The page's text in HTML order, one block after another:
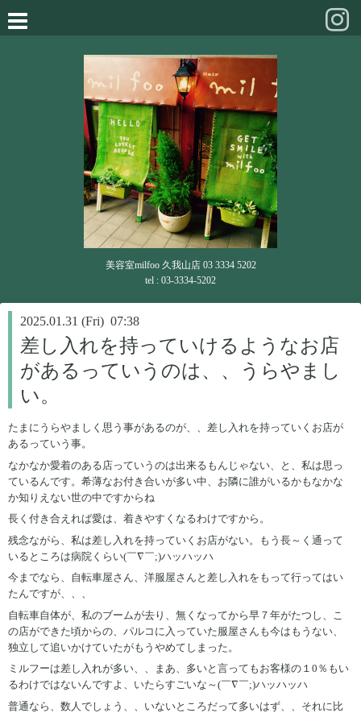
美容室milfoo 久我山店 03 3334 5202
tel : 03-3334-5202
2025.01.31 (Fri) 07:38
差し入れを持っていけるようなお店
があるっていうのは、、うらやまし
い。
たまにうらやましく思う事があるのが、、差し入れを持っていくお店が
あるっていう事。
なかなか愛着のある店っていうのは出来るもんじゃない、と、私は思っ
ているんです。希薄なお付き合いが多い中、お隣に誰がいるかもなかな
か知りえない世の中ですからね
長く付き合えれば愛は、着きやすくなるわけですから。
残念ながら、私は差し入れを持っていくお店がない。もう長～く通って
いるところは病院くらい(￣∇￣;)ハッハッハ
今までなら、自転車屋さん、洋服屋さんと差し入れをもって行ってはい
たんですが、、、
自転車自体が、私のブームが去り、無くなってから早７年がたつし、こ
の店ができた頃からの、パルコに入っていた服屋さんも今はもうない、
独立して追いかけていたがもうやめてしまった。
ミルフーは差し入れが多い、、まあ、多いと言ってもお客様の１0％もい
るわけではないんですよ、いたらすごいな～(￣∇￣;)ハッハッハ
普通なら、数人でしょう、、いないところだって多いはず、、それに比